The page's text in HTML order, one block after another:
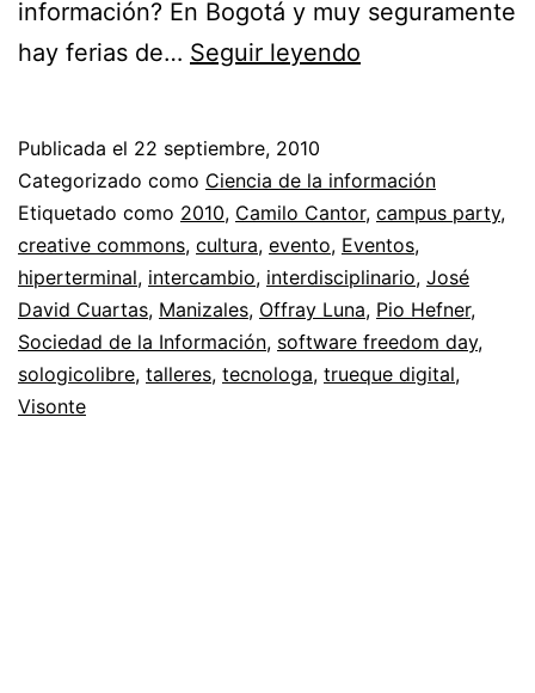
información? En Bogotá y muy seguramente
hay ferias de… Seguir leyendo
Intercambio
de
conocimiento
Publicada el 22 septiembre, 2010
Categorizado como Ciencia de la información
Etiquetado como 2010, Camilo Cantor, campus party,
creative commons, cultura, evento, Eventos,
hiperterminal, intercambio, interdisciplinario, José
David Cuartas, Manizales, Offray Luna, Pio Hefner,
Sociedad de la Información, software freedom day,
sologicolibre, talleres, tecnologa, trueque digital,
Visonte